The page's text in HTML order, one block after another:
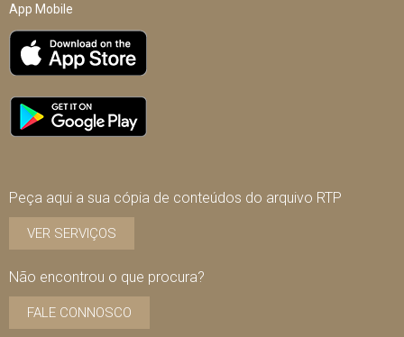
App Mobile
Peça aqui a sua cópia de conteúdos do arquivo RTP
VER SERVIÇOS
Não encontrou o que procura?
FALE CONNOSCO